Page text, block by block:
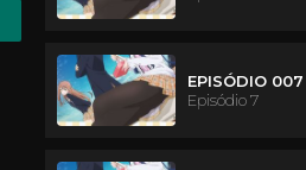
EPISÓDIO 007
Episódio 7